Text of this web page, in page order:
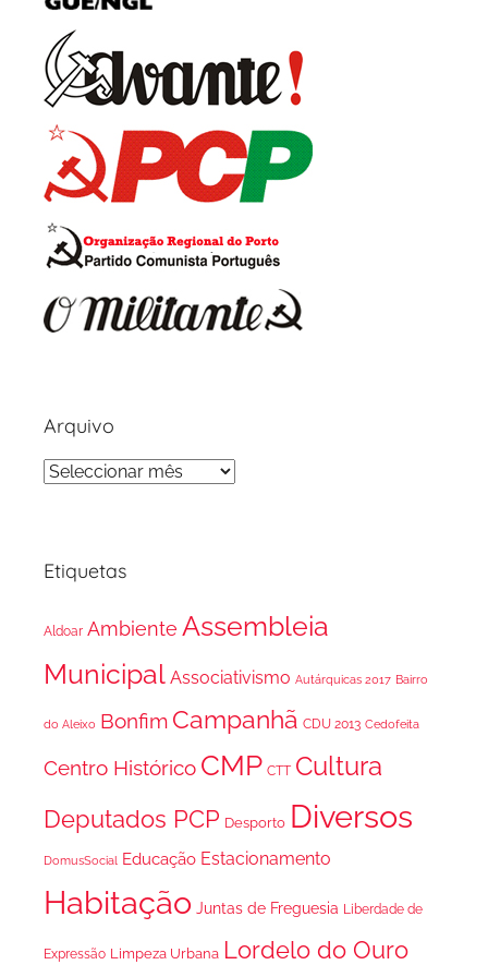
Arquivo
Arquivo
Etiquetas
Aldoar Ambiente Assembleia
Municipal Associativismo Autárquicas 2017 Bairro
do Aleixo Bonfim Campanhã CDU 2013 Cedofeita
Centro Histórico CMP CTT Cultura
Deputados PCP Desporto Diversos
DomusSocial Educação Estacionamento
Habitação Juntas de Freguesia Liberdade de
Expressão Limpeza Urbana Lordelo do Ouro